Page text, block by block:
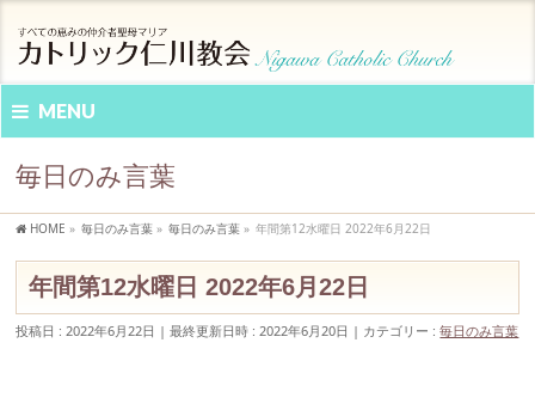
MENU
毎日のみ言葉
HOME » 毎日のみ言葉 » 毎日のみ言葉 » 年間第12水曜日 2022年6月22日
年間第12水曜日 2022年6月22日
投稿日 : 2022年6月22日 最終更新日時 : 2022年6月20日 カテゴリー :毎日のみ言葉